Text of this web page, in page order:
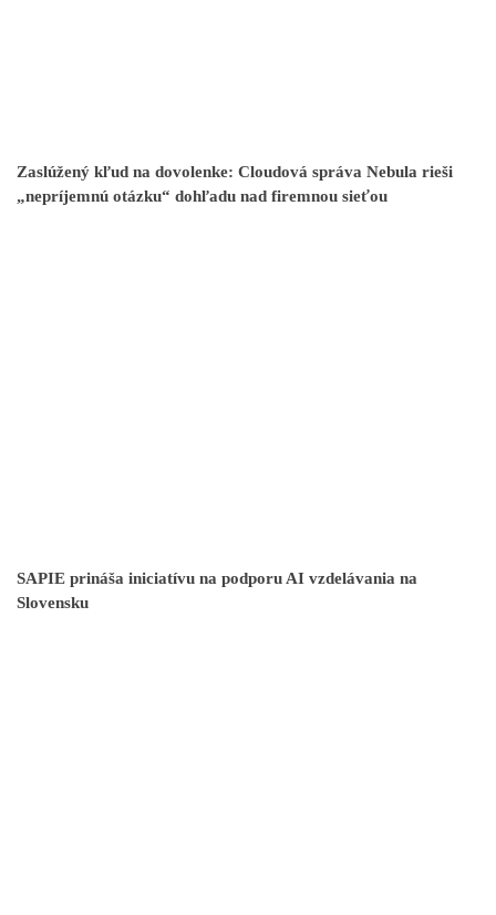
Zaslúžený kľud na dovolenke: Cloudová správa Nebula rieši
„nepríjemnú otázku“ dohľadu nad firemnou sieťou
SAPIE prináša iniciatívu na podporu AI vzdelávania na
Slovensku